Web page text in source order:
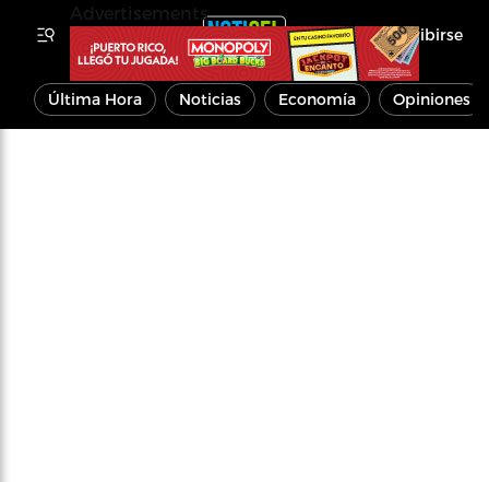
Inscribirse
Última Hora Noticias Economía Opiniones
Advertisements